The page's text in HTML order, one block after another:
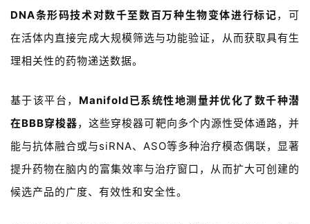
DNA条形码技术对数千至数百万种生物变体进行标记，可
在活体内直接完成大规模筛选与功能验证，从而获取具有生
理相关性的药物递送数据。
基于该平台， Manifold已系统性地测量并优化了数千种潜
在BBB穿梭器，这些穿梭器可靶向多个内源性受体通路，并
能与抗体融合或与siRNA、 ASO等多种治疗模态偶联，显著
提升药物在脑内的富集效率与治疗窗口，从而扩大可创建的
候选产品的广度、有效性和安全性。